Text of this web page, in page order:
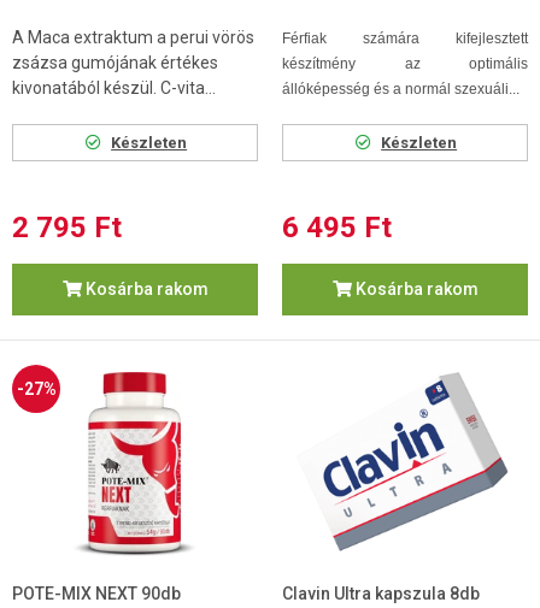
A Maca extraktum a perui vörös
zsázsa gumójának értékes
kivonatából készül. C-vita...
Készleten
2 795 Ft
Kosárba rakom
Férfiak számára kifejlesztett
készítmény az optimális
állóképesség és a normál szexuáli...
Készleten
6 495 Ft
Kosárba rakom
-27%
POTE-MIX NEXT 90db
Clavin Ultra kapszula 8db